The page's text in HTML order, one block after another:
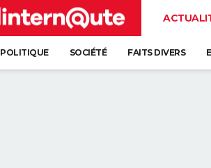
POLITIQUE SOCIÉTÉ FAITS DIVERS